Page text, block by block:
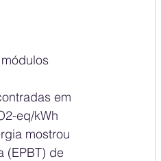
em
eq/kWh
mostrou
(EPBT) de